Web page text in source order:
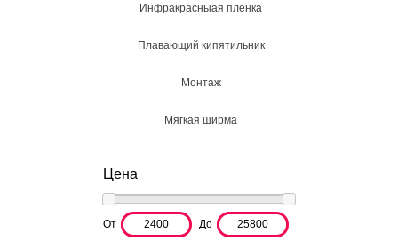
Инфракрасныая плёнка
Плавающий кипятильник
Монтаж
Мягкая ширма
Цена
От До